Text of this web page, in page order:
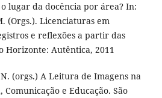
lugar da docência por área? In:
(Orgs.). Licenciaturas em
e reflexões a partir das
Horizonte: Autêntica, 2011
N. (orgs.) A Leitura de Imagens na
Comunicação e Educação. São